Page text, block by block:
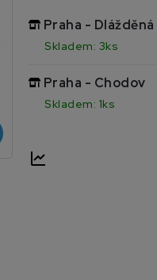
Praha - Dlážděná
Skladem: 3ks
Praha - Chodov
Skladem: 1ks